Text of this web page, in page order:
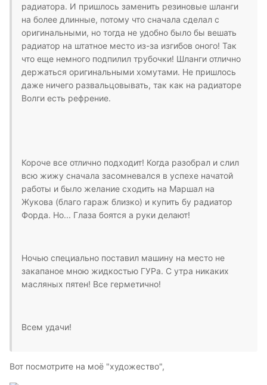
радиатора. И пришлось заменить резиновые шланги
на более длинные, потому что сначала сделал с
оригинальными, но тогда не удобно было бы вешать
радиатор на штатное место из-за изгибов оного! Так
что еще немного подпилил трубочки! Шланги отлично
держаться оригинальными хомутами. Не пришлось
даже ничего развальцовывать, так как на радиаторе
Волги есть рефрение.
Короче все отлично подходит! Когда разобрал и слил
всю жижу сначала засомневался в успехе начатой
работы и было желание сходить на Маршал на
Жукова (благо гараж близко) и купить бу радиатор
Форда. Но... Глаза боятся а руки делают!
Ночью специально поставил машину на место не
закапаное мною жидкостью ГУРа. С утра никаких
масляных пятен! Все герметично!
Всем удачи!
Вот посмотрите на моё "художество",